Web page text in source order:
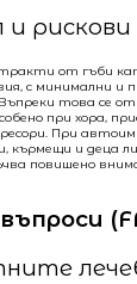
и рискови
от гъби
с минимални и
това се
при хора,
При
кърмещи и деца
повишено